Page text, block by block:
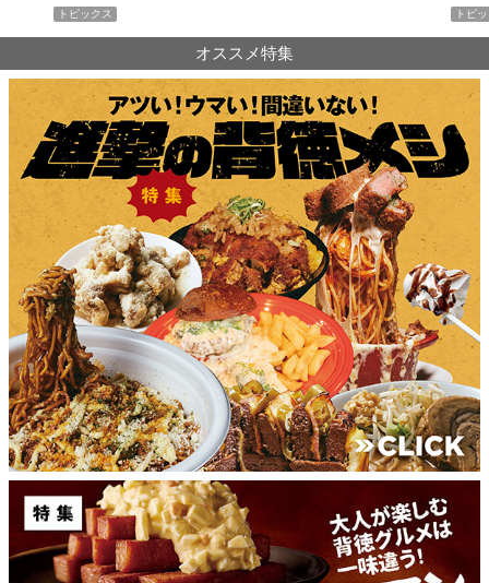
トピックス PR
オススメ特集